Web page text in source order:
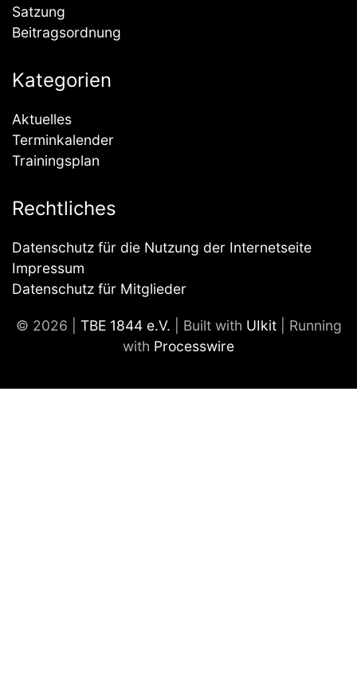
Satzung
Beitragsordnung
Kategorien
Aktuelles
Terminkalender
Trainingsplan
Rechtliches
Datenschutz für die Nutzung der Internetseite
Impressum
Datenschutz für Mitglieder
© 2026 | TBE 1844 e.V. | Built with UIkit| Running
with Processwire